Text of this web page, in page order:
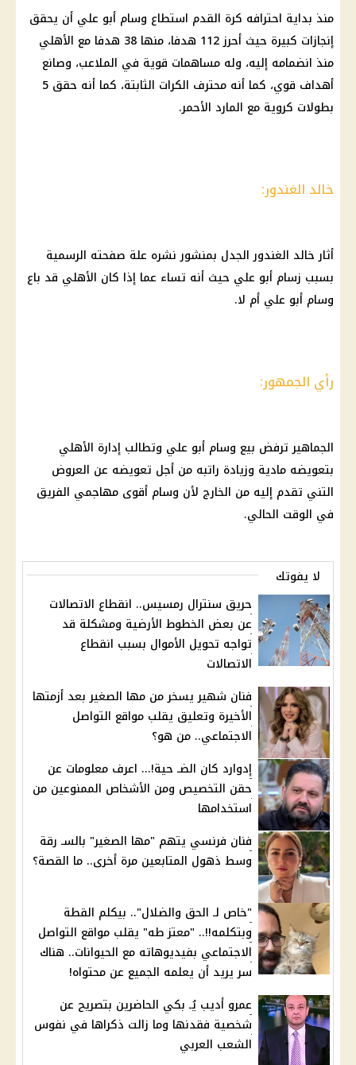
منذ بداية احترافه كرة القدم استطاع وسام أبو علي أن يحقق
إنجازات كبيرة حيث أحرز 112 هدفا، منها 38 هدفا مع
الأهلي
منذ انضمامه إليه، وله مساهمات قوية في الملاعب، وصانع
أهداف قوي، كما أنه محترف الكرات الثابتة، كما أنه حقق 5
بطولات كروية مع المارد الأحمر.
خالد الغندور:
أثار خالد الغندور الجدل بمنشور نشره علة صفحته الرسمية
بسبب زسام أبو علي حيث أنه تساء عما إذا كان الأهلي قد باع
وسام أبو علي أم لا.
رأي الجمهور:
الجماهير ترفض بيع وسام أبو علي وتطالب إدارة الأهلي
بتعويضه مادية وزيادة راتبه من أجل تعويضه عن العروض
التني تقدم إليه من الخارج لأن وسام أقوى مهاجمي الفريق
في الوقت الحالي.
لا يفوتك
حريق سنترال رمسيس.. انقطاع الاتصالات
عن بعض الخطوط الأرضية ومشكلة قد
تواجه تحويل الأموال بسبب انقطاع
الاتصالات
فنان شهير يسخر من مها الصغير بعد أزمتها
الأخيرة وتعليق يقلب مواقع التواصل
الاجتماعي.. من هو؟
إدوارد كان الضـ حية!... اعرف معلومات عن
حقن التخصيص ومن الأشخاص الممنوعين من
استخدامها
فنان فرنسي يتهم "مها الصغير" بالسـ رقة
وسط ذهول المتابعين مرة أخرى.. ما القصة؟
"خاص لـ الحق والضلال".. بيكلم القطة
وبتكلمه!!.. "معتز طه" يقلب مواقع التواصل
الاجتماعي بفيديوهاته مع الحيوانات.. هناك
سر يريد أن يعلمه الجميع عن محتواه!
عمرو أديب يُـ بكي الحاضرين بتصريح عن
شخصية فقدنها وما زالت ذكراها في نفوس
الشعب العربي